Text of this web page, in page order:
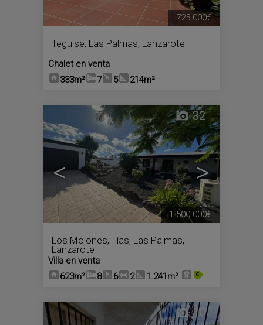
Teguise, Las Palmas, Lanzarote
Chalet en venta
333m²
7 5 214m²
725.000€
< >
32
Los Mojones, Tías, Las Palmas,
Lanzarote
Villa en venta
623m²
8 6 2 1.241m²
1.500.000€
10